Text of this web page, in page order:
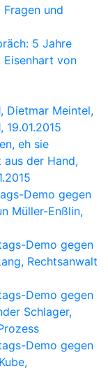
und
5 Jahre
Eisenhart von
Dietmar Meintel,
eh sie
aus der Hand,
Demo gegen
Müller-Enßlin,
Demo gegen
Rechtsanwalt
Demo gegen
Schlager,
Demo gegen